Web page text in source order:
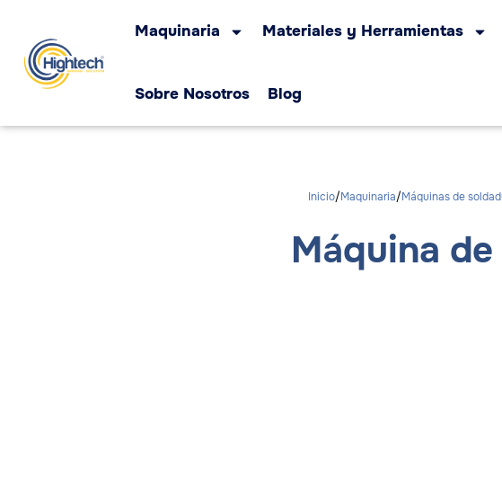
Maquinaria Materiales y Herramientas
Sobre Nosotros Blog
Inicio Maquinaria Máquinas de
Máquina